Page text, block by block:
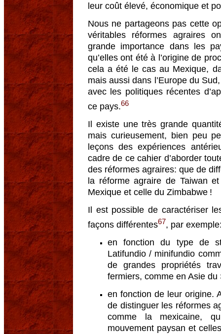
leur coût élevé, économique et
Nous ne partageons pas cette
véritables réformes agraires
grande importance dans les
qu’elles ont été à l’origine de
cela a été le cas au Mexique,
mais aussi dans l’Europe du
avec les politiques récentes
ce pays.66
Il existe une très grande
mais curieusement, bien peu
leçons des expériences
cadre de ce cahier d’aborder
des réformes agraires: que de
la réforme agraire de Taiwan
Mexique et celle du Zimbabwe !
Il est possible de caractériser
façons différentes67, par
en fonction du type de
Latifundio / minifundio
de grandes propriétés
fermiers, comme en Asie du
en fonction de leur origine.
de distinguer les réformes
comme la mexicaine,
mouvement paysan et